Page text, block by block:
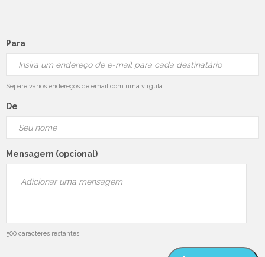
Para
Separe vários endereços de email com uma vírgula.
De
Mensagem (opcional)
500 caracteres restantes